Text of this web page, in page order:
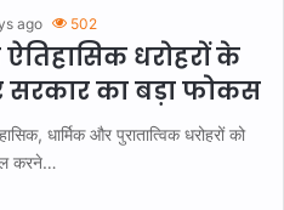
ago 502
धरोहरों के
सरकार का बड़ा फोकस
धार्मिक और पुरातात्विक धरोहरों को
करने…